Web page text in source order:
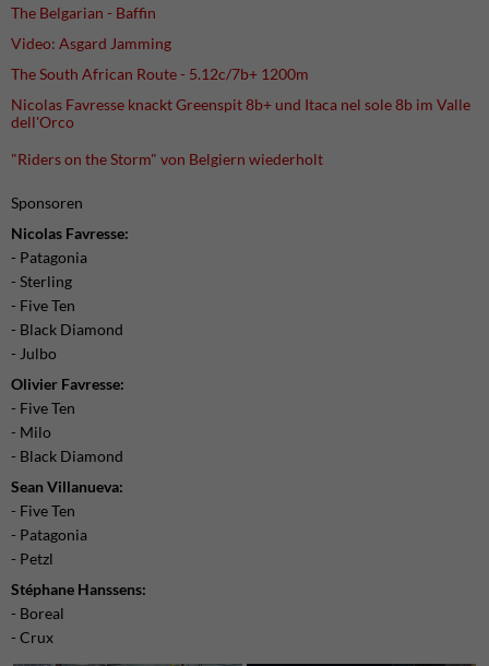
The Belgarian - Baffin
Video: Asgard Jamming
The South African Route - 5.12c/7b+ 1200m
Nicolas Favresse knackt Greenspit 8b+ und Itaca nel sole 8b im Valle
dell'Orco
"Riders on the Storm" von Belgiern wiederholt
Sponsoren
Nicolas Favresse:
- Patagonia
- Sterling
- Five Ten
- Black Diamond
- Julbo
Olivier Favresse:
- Five Ten
- Milo
- Black Diamond
Sean Villanueva:
- Five Ten
- Patagonia
- Petzl
Stéphane Hanssens:
- Boreal
- Crux